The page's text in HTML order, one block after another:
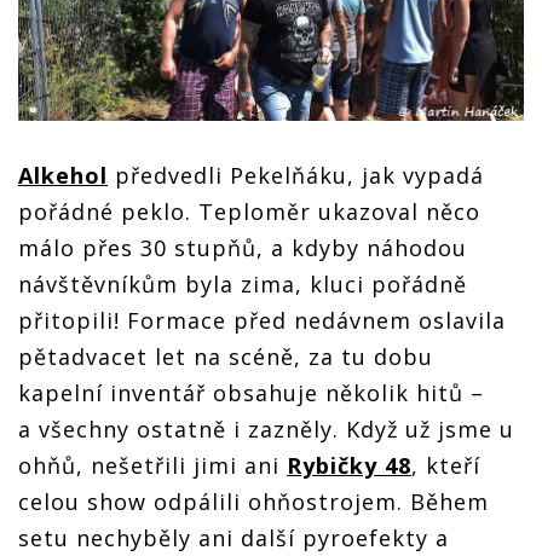
Alkehol předvedli Pekelňáku, jak vypadá
pořádné peklo. Teploměr ukazoval něco
málo přes 30 stupňů, a kdyby náhodou
návštěvníkům byla zima, kluci pořádně
přitopili! Formace před nedávnem oslavila
pětadvacet let na scéně, za tu dobu
kapelní inventář obsahuje několik hitů –
a všechny ostatně i zazněly. Když už jsme u
ohňů, nešetřili jimi ani Rybičky 48, kteří
celou show odpálili ohňostrojem. Během
setu nechyběly ani další pyroefekty a